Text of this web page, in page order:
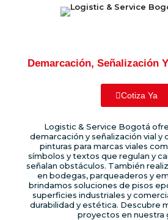
Demarcación, Señalización
Cotiza Ya
Logistic & Service Bogotá
demarcación y señalización vial y
pinturas para marcas viales
símbolos y textos que regulan y
señalan obstáculos. También
en bodegas, parqueaderos y
brindamos soluciones de pisos
superficies industriales y
durabilidad y estética. Descubre
proyectos en nuestra